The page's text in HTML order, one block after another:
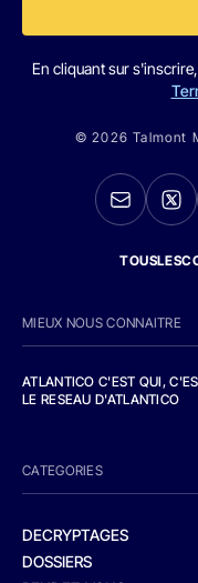
En cliquant sur
© 2026 Talmont
MIEUX NOUS CONNAITRE
ATLANTICO C'EST QUI,
LE RESEAU D'ATLANTICO
CATEGORIES
DECRYPTAGES
DOSSIERS